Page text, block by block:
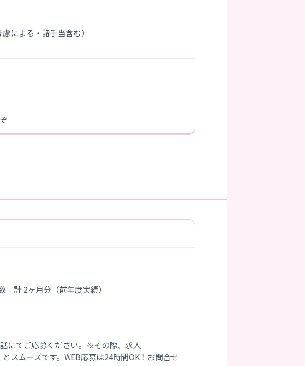
による・諸手当含む）
計 2ヶ月分（前年度実績）
にてご応募ください。※その際、求人
スムーズです。WEB応募は24時間OK！お問合せ